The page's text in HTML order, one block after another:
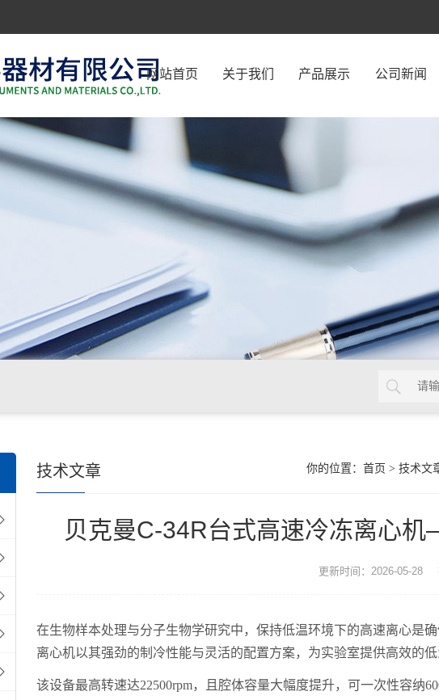
网站首页 关于我们 产品展示 公司新闻
你的位置： 首页 > 技术文
技术文章
贝克曼C-34R台式高速冷冻离心
更新时间：2026-05-28
在生物样本处理与分子生物学研究中，保持低温环境下的高速离心是
离心机以其强劲的制冷性能与灵活的配置方案，为实验室提供高效的低
该设备最高转速达22500rpm，且腔体容量大幅度提升，可一次性容纳